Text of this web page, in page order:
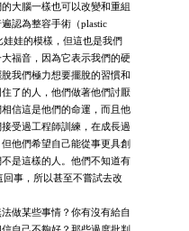
大腦一樣也可以改變和重組
認為整容手術（plastic
娃娃的模樣，但這也是我們
福音，因為它表示我們的硬
我們極力想要擺脫的習慣和
了的人，他們做著他們討厭
信這是他們的命運，而且他
受過工程師訓練，在成長過
他們希望自己能從事更具創
是這樣的人。他們不知道有
回事，所以甚至不嘗試去改
做某些事情？你有沒有給自